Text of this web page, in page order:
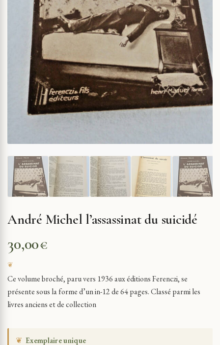
André Michel l’assassinat du suicidé
30,00€
Ce volume broché, paru vers 1936 aux éditions Ferenczi, se
présente sous la forme d’un in-12 de 64 pages. Classé parmi les
livres anciens et de collection
❦ Exemplaire unique